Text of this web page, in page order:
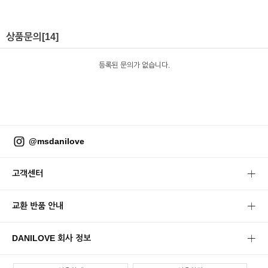
상품문의 [14]
등록된 문의가 없습니다.
@msdanilove
고객센터
교환 반품 안내
DANILOVE 회사 정보